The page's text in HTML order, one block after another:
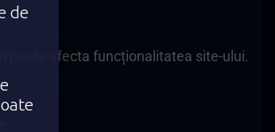
poate afecta funcționalitatea site-ului.
de